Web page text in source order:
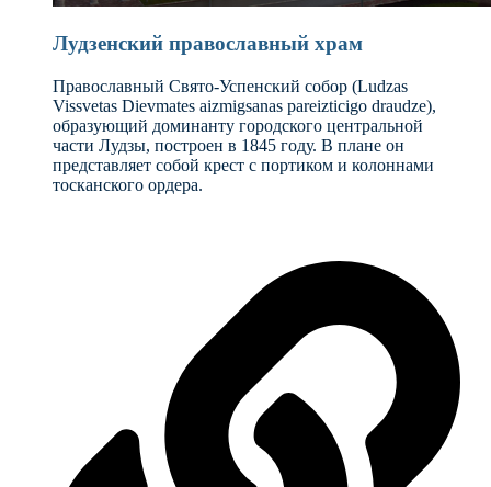
Лудзенский православный храм
Православный Свято-Успенский собор (Ludzas
Vissvetas Dievmates aizmigsanas pareizticigo draudze),
образующий доминанту городского центральной
части Лудзы, построен в 1845 году. В плане он
представляет собой крест с портиком и колоннами
тосканского ордера.